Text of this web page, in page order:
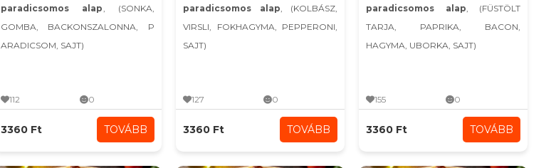
paradicsomos alap, (SONKA,
GOMBA, BACKONSZALONNA, P
ARADICSOM, SAJT)
112 0
3360 Ft TOVÁBB
paradicsomos alap, (KOLBÁSZ,
VIRSLI, FOKHAGYMA, PEPPERONI,
SAJT)
127 0
3360 Ft TOVÁBB
paradicsomos alap, (FÜSTÖLT
TARJA, PAPRIKA, BACON,
HAGYMA, UBORKA, SAJT)
155 0
3360 Ft TOVÁBB